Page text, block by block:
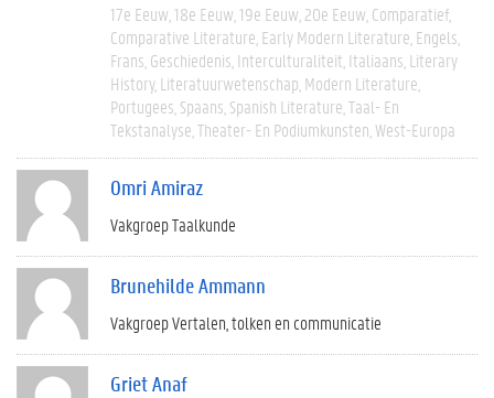
17e Eeuw 18e Eeuw 19e Eeuw 20e Eeuw Comparatief
Comparative Literature Early Modern Literature Engels
Frans Geschiedenis Interculturaliteit Italiaans Literary
History Literatuurwetenschap Modern Literature
Portugees Spaans Spanish Literature Taal- En
Tekstanalyse Theater- En Podiumkunsten West-Europa
Omri Amiraz
Vakgroep Taalkunde
Brunehilde Ammann
Vakgroep Vertalen, tolken en communicatie
Griet Anaf